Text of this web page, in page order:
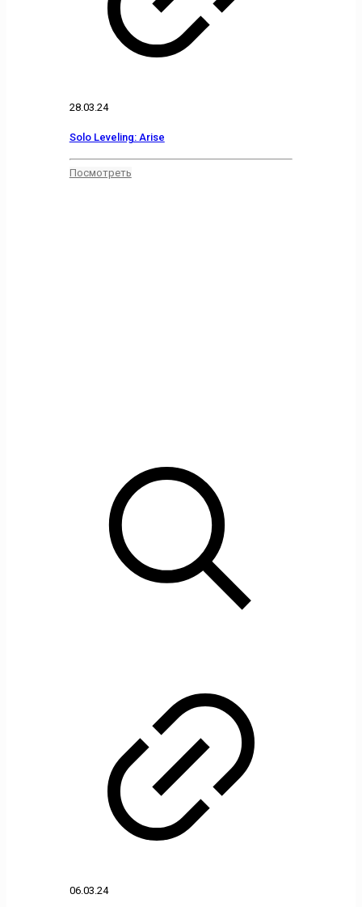
28.03.24
Solo Leveling: Arise
Посмотреть
06.03.24